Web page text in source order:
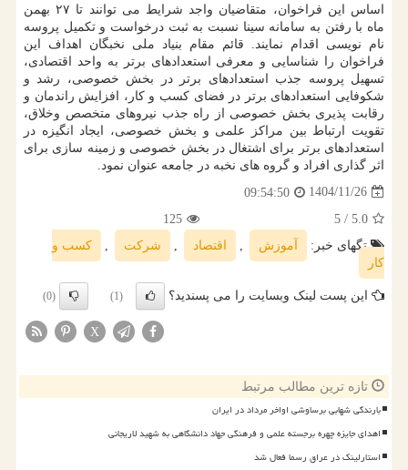
اساس این فراخوان، متقاضیان واجد شرایط می توانند تا ۲۷ بهمن
ماه با رفتن به سامانه سینا نسبت به ثبت درخواست و تکمیل پروسه
نام نویسی اقدام نمایند. قائم مقام بنیاد ملی نخبگان اهداف این
فراخوان را شناسایی و معرفی استعدادهای برتر به واحد اقتصادی،
تسهیل پروسه جذب استعدادهای برتر در بخش خصوصی، رشد و
شکوفایی استعدادهای برتر در فضای کسب و کار، افزایش راندمان و
رقابت پذیری بخش خصوصی از راه جذب نیروهای متخصص وخلاق،
تقویت ارتباط بین مراکز علمی و بخش خصوصی، ایجاد انگیزه در
استعدادهای برتر برای اشتغال در بخش خصوصی و زمینه سازی برای
اثر گذاری افراد و گروه های نخبه در جامعه عنوان نمود.
1404/11/26
09:54:50
5.0
/ 5
125
تگهای خبر:
آموزش اقتصاد شركت
كسب و
كار
این پست لینک وبسایت را می پسندید؟ (1)
(0)
X
تازه ترین مطالب مرتبط
بارندگی شهابی برساوشی اواخر مرداد در ایران
اهدای جایزه چهره برجسته علمی و فرهنگی جهاد دانشگاهی به شهید لاریجانی
استارلینک در عراق رسما فعال شد